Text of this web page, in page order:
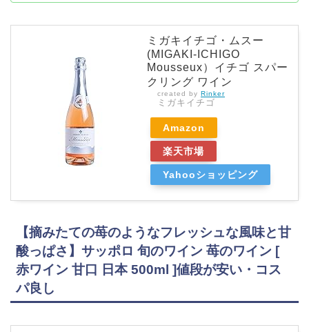
ミガキイチゴ・ムスー
(MIGAKI-ICHIGO
Mousseux）イチゴ スパー
クリング ワイン
created by Rinker
ミガキイチゴ
Amazon
楽天市場
Yahooショッピング
【摘みたての苺のようなフレッシュな風味と甘
酸っぱさ】サッポロ 旬のワイン 苺のワイン [
赤ワイン 甘口 日本 500ml ]値段が安い・コス
パ良し